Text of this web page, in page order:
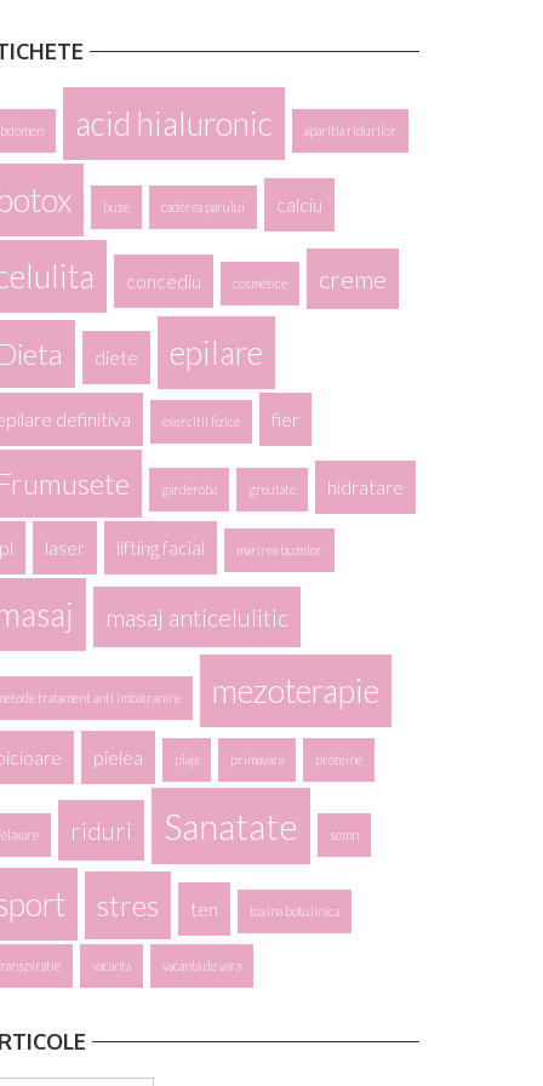
acid hialuronic aparitia ridurilor
buze caderea parului calciu
concediu cosmetice creme
diete epilare
definitiva exercitii fizice fier
garderoba greutate hidratare
laser lifting facial marirea buzelor
masaj anticelulitic
tratament anti imbatranire mezoterapie
pielea plaja primavara proteine
riduri Sanatate somn
stres ten toxina botulinica
vacanta vacanta de vara